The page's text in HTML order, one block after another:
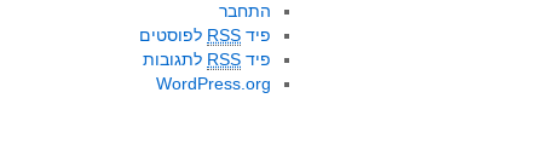
התחבר
פיד RSS לפוסטים
פיד RSS לתגובות
WordPress.org